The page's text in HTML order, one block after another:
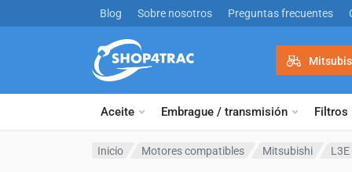
Blog Sobre nosotros Preguntas frecuentes
Aceite Embrague / transmisión Filtros
Inicio Motores compatibles Mitsubishi L3E